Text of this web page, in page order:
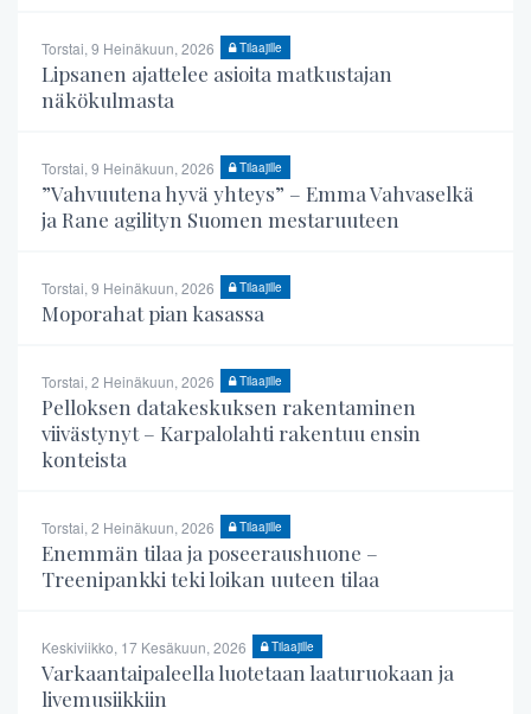
Torstai, 9 Heinäkuun, 2026 Tilaajille
Lipsanen ajattelee asioita matkustajan
näkökulmasta
Torstai, 9 Heinäkuun, 2026 Tilaajille
”Vahvuutena hyvä yhteys” – Emma Vahvaselkä
ja Rane agilityn Suomen mestaruuteen
Torstai, 9 Heinäkuun, 2026 Tilaajille
Moporahat pian kasassa
Torstai, 2 Heinäkuun, 2026 Tilaajille
Pelloksen datakeskuksen rakentaminen
viivästynyt – Karpalolahti rakentuu ensin
konteista
Torstai, 2 Heinäkuun, 2026 Tilaajille
Enemmän tilaa ja poseeraushuone –
Treenipankki teki loikan uuteen tilaa
Keskiviikko, 17 Kesäkuun, 2026 Tilaajille
Varkaantaipaleella luotetaan laaturuokaan ja
livemusiikkiin